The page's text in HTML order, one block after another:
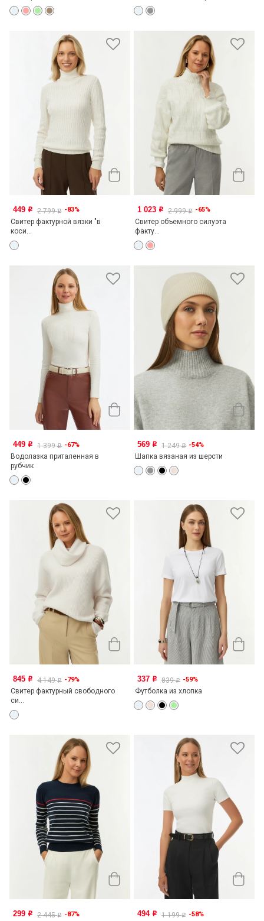
449 o 2 799o -83%
Свитер фактурной вязки "в
коси...
1 023 o 2 999o -65%
Свитер объемного силуэта
факту...
449 o 1 399o -67%
Водолазка приталенная в
рубчик
569 o 1 249o -54%
Шапка вязаная из шерсти
845 o 4 149o -79%
Свитер фактурный свободного
си...
337 o 839o -59%
Футболка из хлопка
299 o 2 445o -87% 494 o 1 199o -58%